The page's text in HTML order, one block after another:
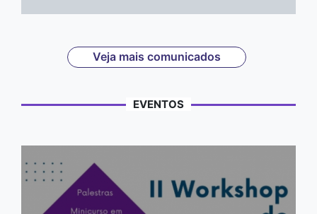
Veja mais comunicados
EVENTOS